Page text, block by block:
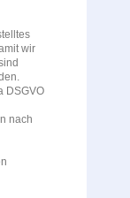
wir
DSGVO
nach